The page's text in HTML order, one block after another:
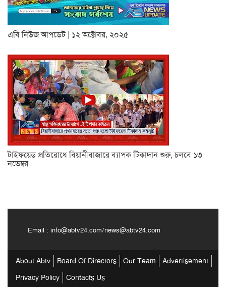
এবি নিউজ আপডেট | ১২ অক্টোবর, ২০২৫
টাইফয়েড প্রতিরোধে বিয়ানীবাজারে ব্যাপক টিকাদান শুরু, চলবে ১৩
নভেম্বর
Email : info@abtv24.com/news@abtv24.com
About Abtv Board Of Directors Our Team
Advertisement
Privacy Policy
Contacts Us